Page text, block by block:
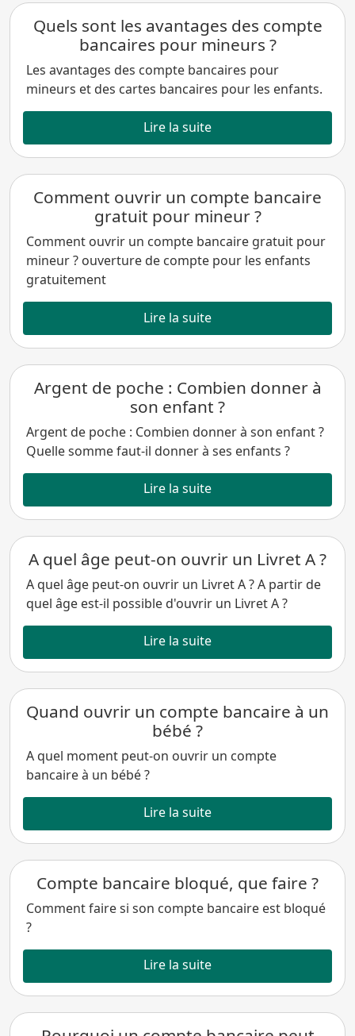
Quels sont les avantages des compte
bancaires pour mineurs ?
Les avantages des compte bancaires pour
mineurs et des cartes bancaires pour les enfants.
Lire la suite
Comment ouvrir un compte bancaire
gratuit pour mineur ?
Comment ouvrir un compte bancaire gratuit pour
mineur ? ouverture de compte pour les enfants
gratuitement
Lire la suite
Argent de poche : Combien donner à
son enfant ?
Argent de poche : Combien donner à son enfant ?
Quelle somme faut-il donner à ses enfants ?
Lire la suite
A quel âge peut-on ouvrir un Livret A ?
A quel âge peut-on ouvrir un Livret A ? A partir de
quel âge est-il possible d'ouvrir un Livret A ?
Lire la suite
Quand ouvrir un compte bancaire à un
bébé ?
A quel moment peut-on ouvrir un compte
bancaire à un bébé ?
Lire la suite
Compte bancaire bloqué, que faire ?
Comment faire si son compte bancaire est bloqué
?
Lire la suite